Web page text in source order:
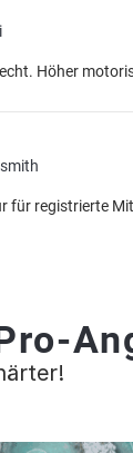
Höher
für registrierte